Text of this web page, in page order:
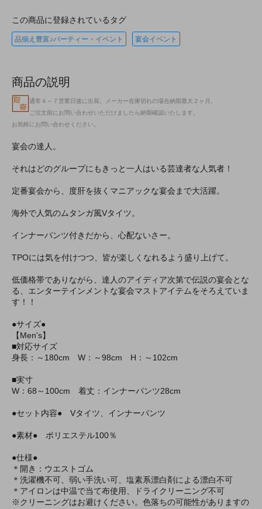
この商品に登録されているタグ
品揃え豊富♪パーティー・イベント 宴会イベント
商品の説明
通常４～７営業日後に出荷。メーカー在庫切れの場合納期最大２ヶ月。
ご注文前にお問い合わせいただけましたら納期確認いたします。
お気軽にお問い合わせください。
宴会の達人。
それはどのグループにもきっと一人はいる芸達者な人気者！
定番宴会から、度肝を抜くマニアックな宴会まで大活躍。
海外で人気のムタンガ風Vタイツ。
インナーパンツ付きだから、心配ないさー。
TPOには気を付けつつ、皆が楽しくなれるよう盛り上げて。
低価格帯でありながら、達人のアイディア次第で伝説の宴会とな
る、エンターテインメントな宴会マストアイテムをそろえていま
す！！
●サイズ●
【Men's】
■対応サイズ
身長：～180cm W：～98cm H：～102cm
■実寸
W：68～100cm 着丈：インナーパンツ28cm
●セット内容● Vタイツ、インナーパンツ
●素材● ポリエステル100％
●仕様●
＊開き：ウエストゴム
＊洗濯機不可、弱い手洗い可、塩素系漂白剤による漂白不可
＊アイロンは中温で当て布使用、ドライクリーニング不可
※クリーニングはお避けください。色落ちの可能性がありますの